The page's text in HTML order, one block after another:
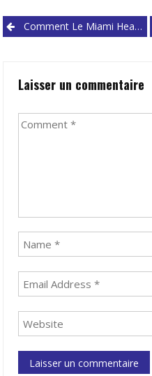
PostComment Le Miami Heat A-T-Il Remporté Le Game 1 Face Aux Bucks ?
Laisser un commentaire